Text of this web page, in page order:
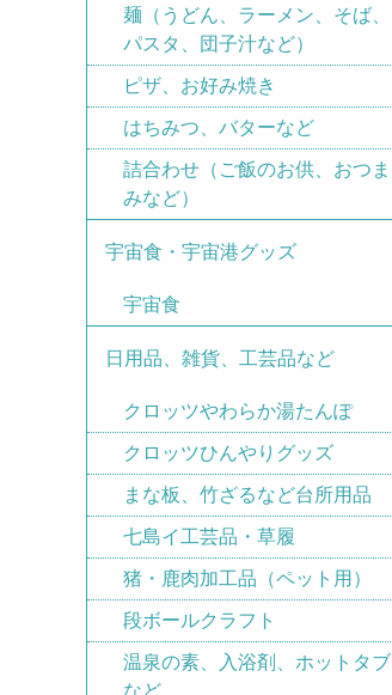
麺（うどん、ラーメン、そば、
パスタ、団子汁など）
ピザ、お好み焼き
はちみつ、バターなど
詰合わせ（ご飯のお供、おつま
みなど）
宇宙食・宇宙港グッズ
宇宙食
日用品、雑貨、工芸品など
クロッツやわらか湯たんぽ
クロッツひんやりグッズ
まな板、竹ざるなど台所用品
七島イ工芸品・草履
猪・鹿肉加工品（ペット用）
段ボールクラフト
温泉の素、入浴剤、ホットタブ
など